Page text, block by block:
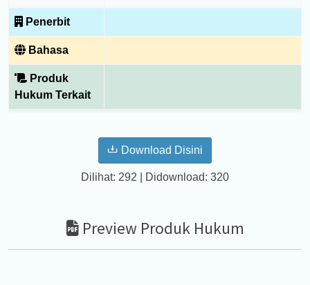
Penerbit
Bahasa
Produk
Hukum Terkait
Download Disini
Dilihat: 292 | Didownload: 320
Preview Produk Hukum